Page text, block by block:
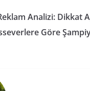
Analizi: Dikkat
Göre